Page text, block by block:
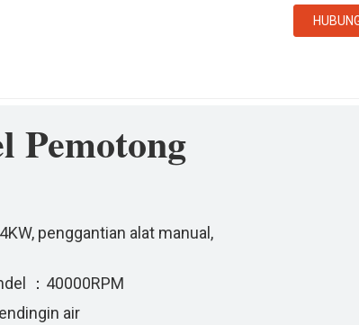
Pemotong
penggantian alat manual,
：40000RPM
air